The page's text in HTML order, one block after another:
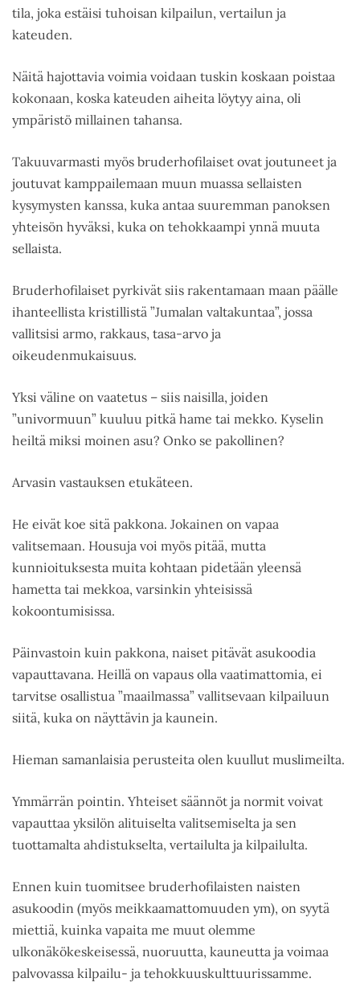
tila, joka estäisi tuhoisan kilpailun, vertailun ja
kateuden.
Näitä hajottavia voimia voidaan tuskin koskaan poistaa
kokonaan, koska kateuden aiheita löytyy aina, oli
ympäristö millainen tahansa.
Takuuvarmasti myös bruderhofilaiset ovat joutuneet ja
joutuvat kamppailemaan muun muassa sellaisten
kysymysten kanssa, kuka antaa suuremman panoksen
yhteisön hyväksi, kuka on tehokkaampi ynnä muuta
sellaista.
Bruderhofilaiset pyrkivät siis rakentamaan maan päälle
ihanteellista kristillistä ”Jumalan valtakuntaa”, jossa
vallitsisi armo, rakkaus, tasa-arvo ja
oikeudenmukaisuus.
Yksi väline on vaatetus – siis naisilla, joiden
”univormuun” kuuluu pitkä hame tai mekko. Kyselin
heiltä miksi moinen asu? Onko se pakollinen?
Arvasin vastauksen etukäteen.
He eivät koe sitä pakkona. Jokainen on vapaa
valitsemaan. Housuja voi myös pitää, mutta
kunnioituksesta muita kohtaan pidetään yleensä
hametta tai mekkoa, varsinkin yhteisissä
kokoontumisissa.
Päinvastoin kuin pakkona, naiset pitävät asukoodia
vapauttavana. Heillä on vapaus olla vaatimattomia, ei
tarvitse osallistua ”maailmassa” vallitsevaan kilpailuun
siitä, kuka on näyttävin ja kaunein.
Hieman samanlaisia perusteita olen kuullut muslimeilta.
Ymmärrän pointin. Yhteiset säännöt ja normit voivat
vapauttaa yksilön alituiselta valitsemiselta ja sen
tuottamalta ahdistukselta, vertailulta ja kilpailulta.
Ennen kuin tuomitsee bruderhofilaisten naisten
asukoodin (myös meikkaamattomuuden ym), on syytä
miettiä, kuinka vapaita me muut olemme
ulkonäkökeskeisessä, nuoruutta, kauneutta ja voimaa
palvovassa kilpailu- ja tehokkuuskulttuurissamme.